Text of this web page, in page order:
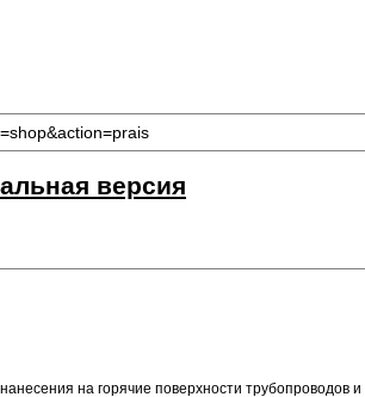
версия
на горячие поверхности трубопроводов